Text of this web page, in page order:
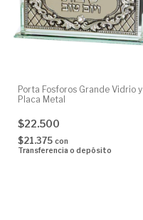
Porta Fosforos Grande Vidrio y
Placa Metal
$22.500
$21.375 con
Transferencia o depósito